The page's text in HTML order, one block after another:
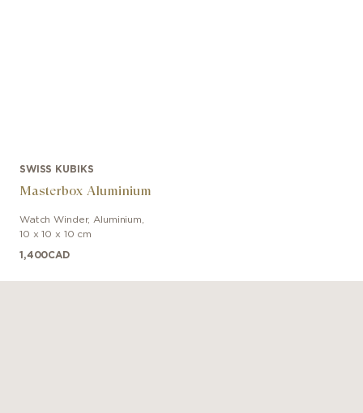
SWISS KUBIKS
Masterbox Aluminium
Watch Winder, Aluminium
10 x 10 x 10 cm
1,400CAD